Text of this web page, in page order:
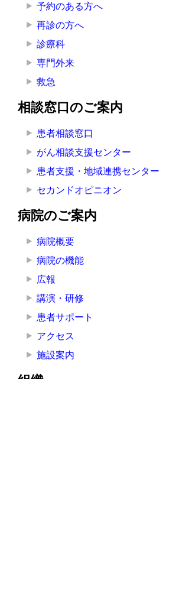
予約のある方へ
再診の方へ
診療科
専門外来
救急
相談窓口のご案内
患者相談窓口
がん相談支援センター
患者支援・地域連携センター
セカンドオピニオン
病院のご案内
病院概要
病院の機能
広報
講演・研修
患者サポート
アクセス
施設案内
組織